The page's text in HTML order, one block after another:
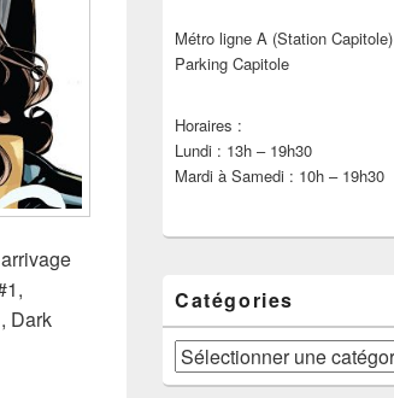
Dark
du 05 Février 2020 !!!
Métro ligne A (Station Capitole)
Parking Capitole
Horaires :
Lundi : 13h – 19h30
Mardi à Samedi : 10h – 19h30
Catégories
Catégories